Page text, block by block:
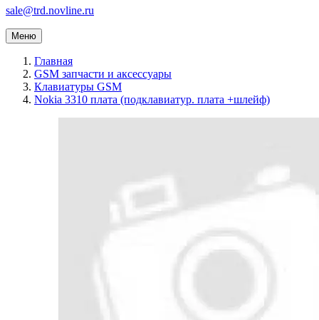
sale@trd.novline.ru
Меню
Главная
GSM запчасти и аксессуары
Клавиатуры GSM
Nokia 3310 плата (подклавиатур. плата +шлейф)